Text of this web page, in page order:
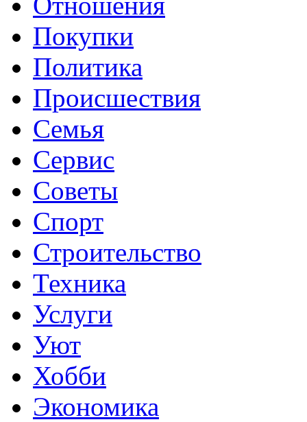
Покупки
Политика
Происшествия
Семья
Сервис
Советы
Спорт
Строительство
Техника
Услуги
Уют
Хобби
Экономика